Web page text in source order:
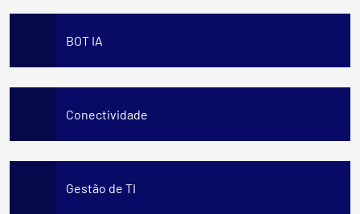
BOT IA
Conectividade
Gestão de TI